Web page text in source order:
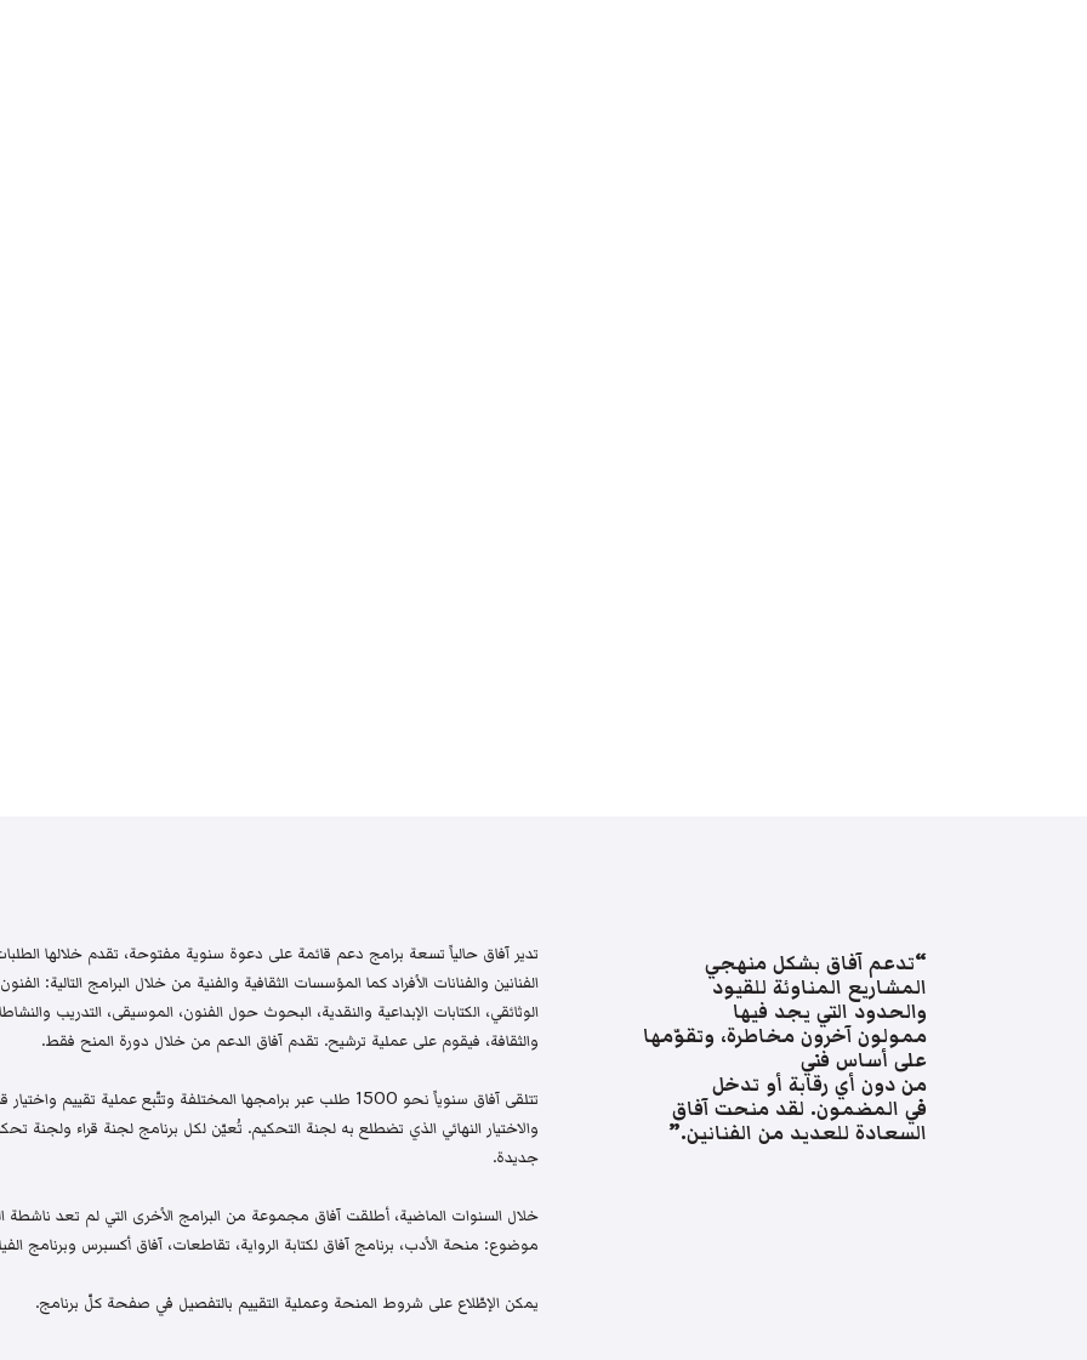
“تدعم آفاق بشكل منهجي
المشاريع المناوئة للقيود
والحدود التي يجد فيها
ممولون آخرون مخاطرة، وتقوّمها
على أساس فني
من دون أي رقابة أو تدخل
في المضمون. لقد منحت آفاق
السعادة للعديد من الفنانين.”
تدير آفاق حالياً تسعة برامج دعم قائمة على دعوة سنوية مفتوحة، تقدم خلالها
الفنانين والفنانات الأفراد كما المؤسسات الثقافية والفنية من خلال البرامج التالية:
الوثائقي، الكتابات الإبداعية والنقدية، البحوث حول الفنون، الموسيقى، التدريب
والثقافة، فيقوم على عملية ترشيح. تقدم آفاق الدعم من خلال دورة المنح فقط.
تتلقى آفاق سنوياً نحو 1500 طلب عبر برامجها المختلفة وتتّبع عملية
والاختيار النهائي الذي تضطلع به لجنة التحكيم. تُعيّن لكل برنامج لجنة قراء
جديدة.
خلال السنوات الماضية، أطلقت آفاق مجموعة من البرامج الأخرى التي لم تعد ناشطة
موضوع: منحة الأدب، برنامج آفاق لكتابة الرواية، تقاطعات، آفاق أكسبرس وبرنامج
يمكن الإطّلاع على شروط المنحة وعملية التقييم بالتفصيل في صفحة كلّ برنامج.